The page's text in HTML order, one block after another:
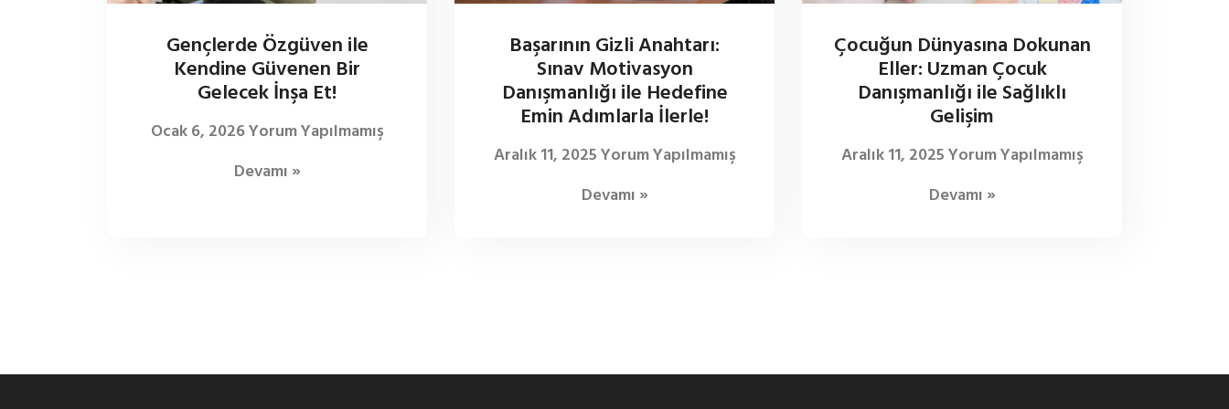
Gençlerde Özgüven ile
Kendine Güvenen Bir
Gelecek İnşa Et!
Ocak 6, 2026Yorum Yapılmamış
Devamı »
Başarının Gizli Anahtarı:
Sınav Motivasyon
Danışmanlığı ile Hedefine
Emin Adımlarla İlerle!
Aralık 11, 2025Yorum Yapılmamış
Devamı »
Çocuğun Dünyasına Dokunan
Eller: Uzman Çocuk
Danışmanlığı ile Sağlıklı
Gelişim
Aralık 11, 2025Yorum Yapılmamış
Devamı »